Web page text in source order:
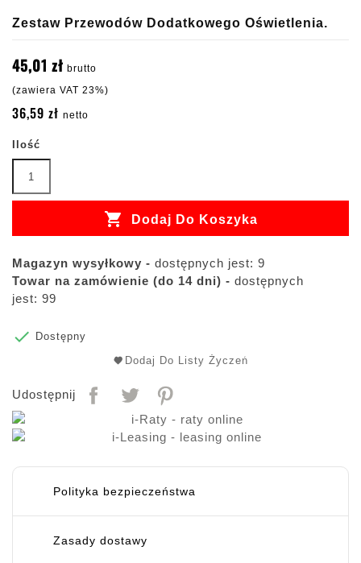
Zestaw Przewodów Dodatkowego Oświetlenia.
45,01 zł brutto
(zawiera VAT 23%)
36,59 zł netto
Ilość
 Dodaj Do Koszyka
Magazyn wysyłkowy - dostępnych jest: 9
Towar na zamówienie (do 14 dni) - dostępnych
jest: 99

Dostępny
Dodaj Do Listy Życzeń
Udostępnij
Polityka bezpieczeństwa
Zasady dostawy